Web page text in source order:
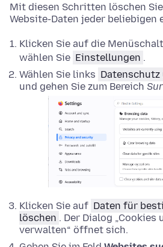
Mit diesen Schritten löschen
Website-Daten jeder beliebigen
Klicken Sie auf die
wählen Sie Einstellungen .
Wählen Sie links
und gehen Sie zum Bereich
Klicken Sie auf Daten für
löschen . Der Dialog „Cookies
verwalten“ öffnet sich.